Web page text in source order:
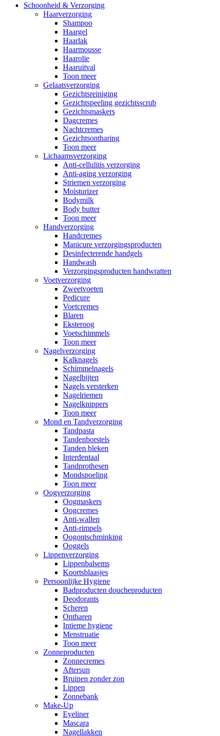
Schoonheid & Verzorging
Haarverzorging
Shampoo
Haargel
Haarlak
Haarmousse
Haarolie
Haaruitval
Toon meer
Gelaatsverzorging
Gezichtsreiniging
Gezichtspeeling gezichtsscrub
Gezichtsmaskers
Dagcremes
Nachtcremes
Gezichtsontharing
Toon meer
Lichaamsverzorging
Anti-cellulitis verzorging
Anti-aging verzorging
Striemen verzorging
Moisturizer
Bodymilk
Body butter
Toon meer
Handverzorging
Handcremes
Manicure verzorgingsproducten
Desinfecterende handgels
Handwash
Verzorgingsproducten handwratten
Voetverzorging
Zweetvoeten
Pedicure
Voetcremes
Blaren
Eksteroog
Voetschimmels
Toon meer
Nagelverzorging
Kalknagels
Schimmelnagels
Nagelbijten
Nagels versterken
Nagelriemen
Nagelknippers
Toon meer
Mond en Tandverzorging
Tandpasta
Tandenborstels
Tanden bleken
Interdentaal
Tandprothesen
Mondspoeling
Toon meer
Oogverzorging
Oogmaskers
Oogcremes
Anti-wallen
Anti-rimpels
Oogontschminking
Ooggels
Lippenverzorging
Lippenbalsems
Koortsblaasjes
Persoonlijke Hygiene
Badproducten doucheproducten
Deodorants
Scheren
Ontharen
Intieme hygiene
Menstruatie
Toon meer
Zonneproducten
Zonnecremes
Aftersun
Bruinen zonder zon
Lippen
Zonnebank
Make-Up
Eyeliner
Mascara
Nagellakken